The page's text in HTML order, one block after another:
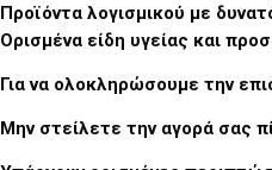
Προϊόντα λογισμικού με
Ορισμένα είδη υγείας και
Για να ολοκληρώσουμε την
Μην στείλετε την αγορά σας